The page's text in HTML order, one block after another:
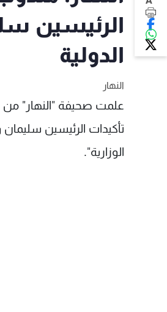
الرئيسين
الدولية
النهار
علمت صحيفة "النهار" من
تأكيدات الرئيسين سليمان
الوزارية".